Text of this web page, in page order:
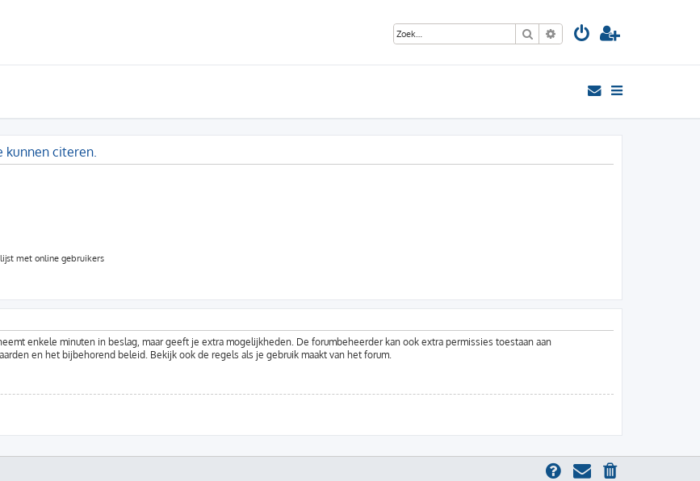
Zoek Uitgebreid zoeken
kunnen citeren.
met online gebruikers
enkele minuten in beslag, maar geeft je extra mogelijkheden. De forumbeheerder kan ook extra permissies toestaan aan
en het bijbehorend beleid. Bekijk ook de regels als je gebruik maakt van het forum.